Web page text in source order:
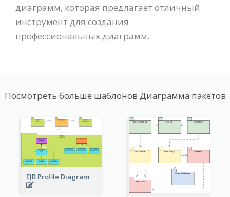
диаграмм, которая предлагает отличный
инструмент для создания
профессиональных диаграмм.
Посмотреть больше шаблонов Диаграмма пакетов
EJB Profile Diagram